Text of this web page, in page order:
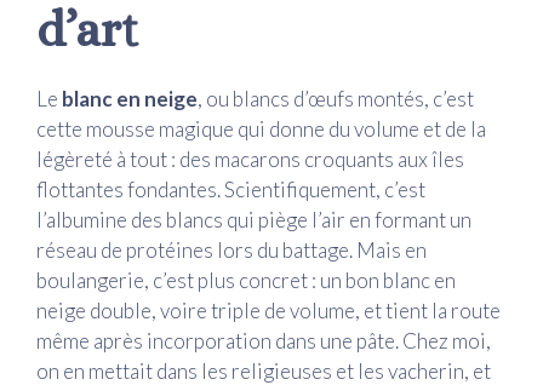
d’art
Le blanc en neige, ou blancs d’œufs montés, c’est
cette mousse magique qui donne du volume et de la
légèreté à tout : des macarons croquants aux îles
flottantes fondantes. Scientifiquement, c’est
l’albumine des blancs qui piège l’air en formant un
réseau de protéines lors du battage. Mais en
boulangerie, c’est plus concret : un bon blanc en
neige double, voire triple de volume, et tient la route
même après incorporation dans une pâte. Chez moi,
on en mettait dans les religieuses et les vacherin, et